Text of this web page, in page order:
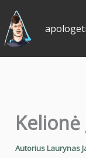
Pereiti
prie
turinio
AutoriusLaurynas